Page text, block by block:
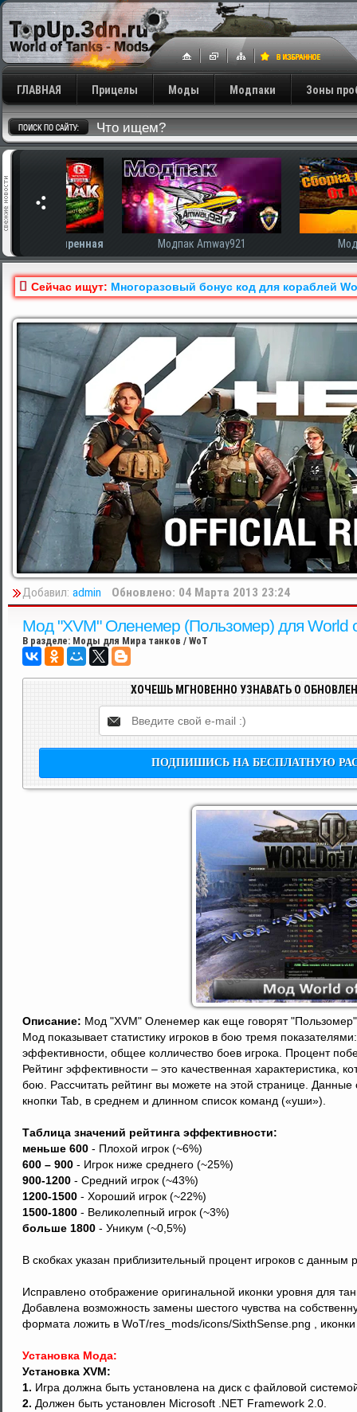
ГЛАВНАЯ Прицелы Моды Модпаки Зоны
Модпак Amway921 Модпак
Сейчас ищут: Многоразовый бонус код для кораблей
Добавил: admin Обновлено: 04 Марта 2013 23:24
Мод "XVM" Оленемер (Пользомер) для World
В разделе: Моды для Мира танков / WoT
ХОЧЕШЬ МГНОВЕННО УЗНАВАТЬ О
Описание: Мод "XVM" Оленемер как еще говорят
Мод показывает статистику игроков в бою тремя
эффективности, общее колличество боев игрока. Процент
Рейтинг эффективности – это качественная характеристика,
бою. Рассчитать рейтинг вы можете на этой странице.
кнопки Tab, в среднем и длинном список команд («уши»).
Таблица значений рейтинга эффективности:
меньше 600 - Плохой игрок (~6%)
600 – 900 - Игрок ниже среднего (~25%)
900-1200 - Средний игрок (~43%)
1200-1500 - Хороший игрок (~22%)
1500-1800 - Великолепный игрок (~3%)
больше 1800 - Уникум (~0,5%)
В скобках указан приблизительный процент игроков с данным
Исправлено отображение оригинальной иконки уровня для
Добавлена возможность замены шестого чувства на
формата ложить в WoT/res_mods/icons/SixthSense.png , иконки
Установка Мода:
Установка XVM:
1. Игра должна быть установлена на диск с файловой
2. Должен быть установлен Microsoft .NET Framework 2.0.